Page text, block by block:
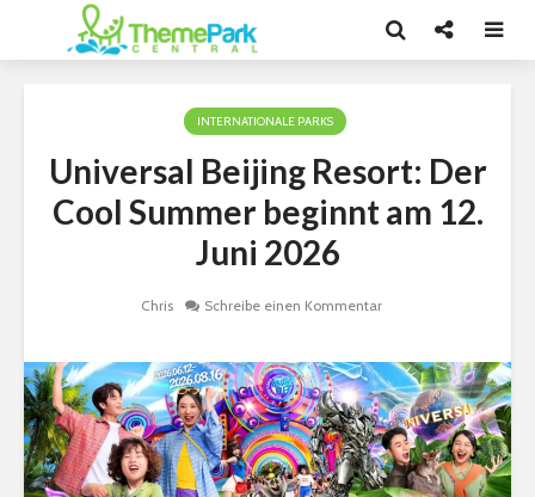
INTERNATIONALE PARKS
Universal Beijing Resort: Der
Cool Summer beginnt am 12.
Juni 2026
Chris Schreibe einen Kommentar